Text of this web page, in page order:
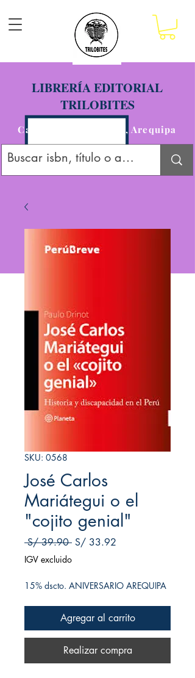
LIBRERÍA EDITORIAL
TRILOBITES
Calle San Agustín 201, Arequipa
SKU: 0568
José Carlos
Mariátegui o el
"cojito genial"
S/ 39.90 Precio
S/ 33.92
IGV excluido
15% dscto. ANIVERSARIO AREQUIPA
Agregar al carrito
Realizar compra